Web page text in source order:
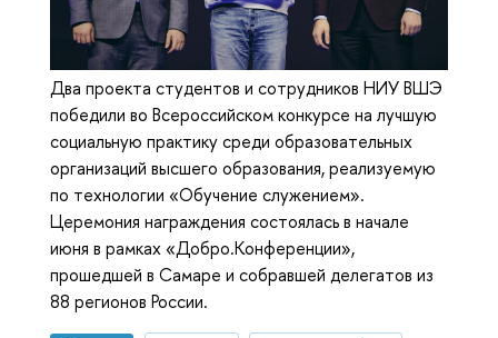
Два проекта студентов и сотрудников НИУ ВШЭ
победили во Всероссийском конкурсе на лучшую
социальную практику среди образовательных
организаций высшего образования, реализуемую
по технологии «Обучение служением».
Церемония награждения состоялась в начале
июня в рамках «Добро.Конференции»,
прошедшей в Самаре и собравшей делегатов из
88 регионов России.